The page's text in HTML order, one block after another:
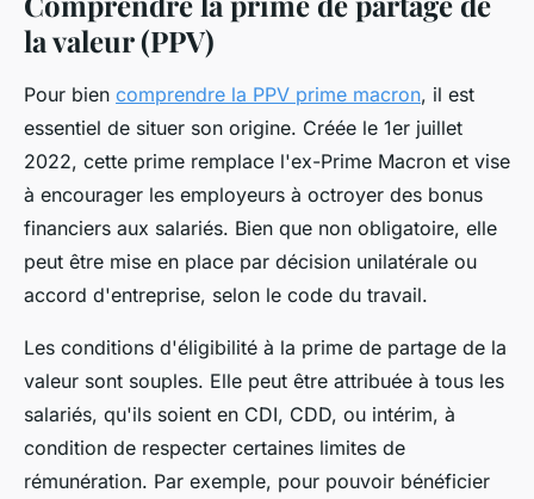
la valeur (PPV)
Pour bien comprendre la PPV prime macron, il est
essentiel de situer son origine. Créée le 1er juillet
2022, cette prime remplace l'ex-Prime Macron et vise
à encourager les employeurs à octroyer des bonus
financiers aux salariés. Bien que non obligatoire, elle
peut être mise en place par décision unilatérale ou
accord d'entreprise, selon le code du travail.
Les conditions d'éligibilité à la prime de partage de la
valeur sont souples. Elle peut être attribuée à tous les
salariés, qu'ils soient en CDI, CDD, ou intérim, à
condition de respecter certaines limites de
rémunération. Par exemple, pour pouvoir bénéficier